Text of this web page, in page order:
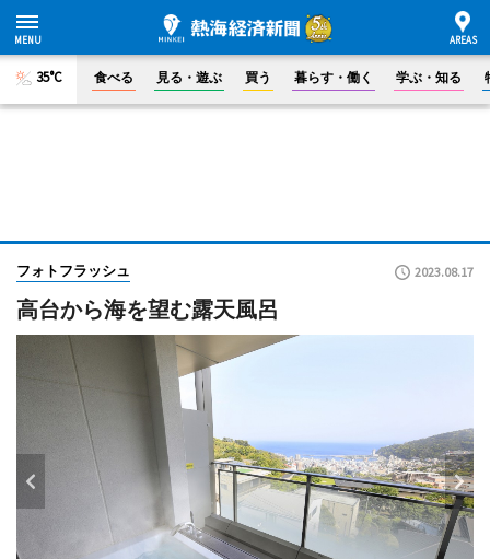
35°C 食べる 見る・遊ぶ 買う 暮らす・働く 学ぶ・知る
フォトフラッシュ 2023.08.17
高台から海を望む露天風呂